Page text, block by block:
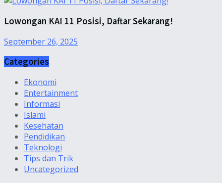
Lowongan KAI 11 Posisi, Daftar Sekarang!
September 26, 2025
Categories
Ekonomi
Entertainment
Informasi
Islami
Kesehatan
Pendidikan
Teknologi
Tips dan Trik
Uncategorized